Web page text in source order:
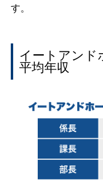
す。
イートアンド
平均年収